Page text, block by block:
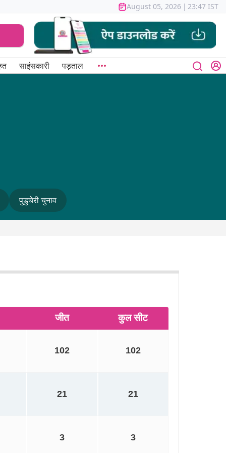
August 05, 2026 | 23:47 IST
साइंसकारी पड़ताल
पुडुचेरी चुनाव